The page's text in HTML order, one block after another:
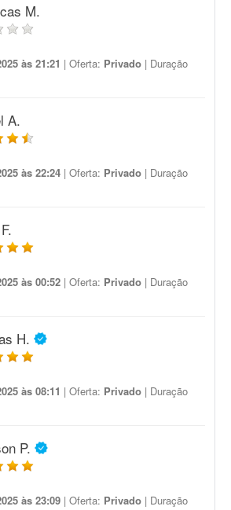
M.
às 21:21 | Oferta: Privado | Duração
A.
às 22:24 | Oferta: Privado | Duração
às 00:52 | Oferta: Privado | Duração
H.
às 08:11 | Oferta: Privado | Duração
P.
às 23:09 | Oferta: Privado | Duração